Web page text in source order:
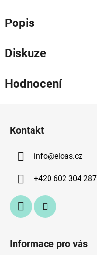
Popis
Diskuze
Hodnocení
Kontakt
info@eloas.cz
+420 602 304 287
Informace pro vás